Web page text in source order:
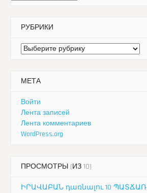
РУБРИКИ
Рубрики
МЕТА
Войти
Лента записей
Лента комментариев
WordPress.org
ПРОСМОТРЫ (ИЗ 10)
ԻՐԱՎԱԲԱՆ դառնալու 10 ՊԱՏՃԱՌ